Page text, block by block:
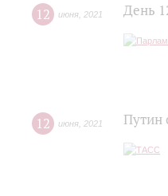
12 июня 2021 День
12 июня 2021 Путин